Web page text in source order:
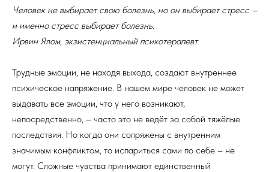
Человек не выбирает свою болезнь, но он выбирает стресс –
и именно стресс выбирает болезнь.
Ирвин Ялом, экзистенциальный психотерапевт
Трудные эмоции, не находя выхода, создают внутреннее
психическое напряжение. В нашем мире человек не может
выдавать все эмоции, что у него возникают,
непосредственно, – часто это не ведёт за собой тяжёлые
последствия. Но когда они сопряжены с внутренним
значимым конфликтом, то испариться сами по себе – не
могут. Сложные чувства принимают единственный